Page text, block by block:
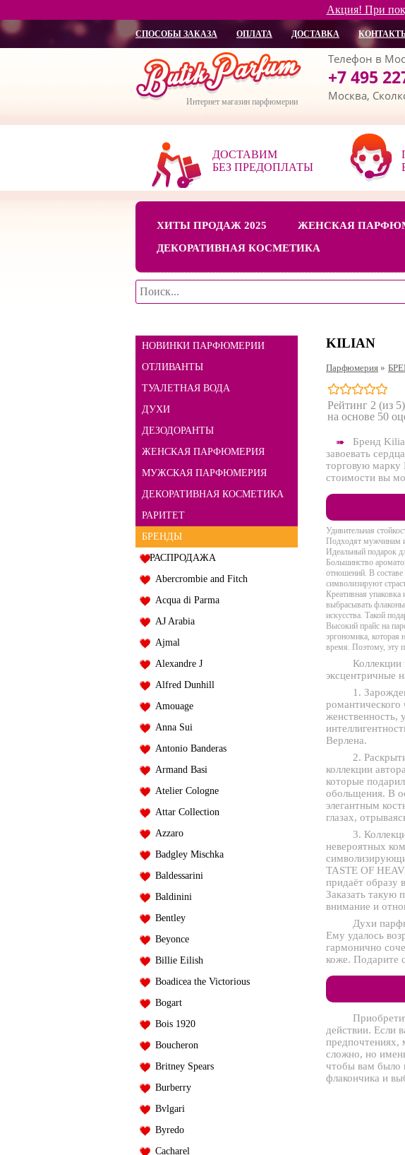
Акция! При
СПОСОБЫ ЗАКАЗА ОПЛАТА ДОСТАВКА
Интернет магазин парфюмерии
Телефон в
+7 495
Москва,
ДОСТАВИМ
БЕЗ ПРЕДОПЛАТЫ
ХИТЫ ПРОДАЖ 2025 ЖЕНСКАЯ
ДЕКОРАТИВНАЯ КОСМЕТИКА
НОВИНКИ ПАРФЮМЕРИИ
ОТЛИВАНТЫ
ТУАЛЕТНАЯ ВОДА
ДУХИ
ДЕЗОДОРАНТЫ
ЖЕНСКАЯ ПАРФЮМЕРИЯ
МУЖСКАЯ ПАРФЮМЕРИЯ
ДЕКОРАТИВНАЯ КОСМЕТИКА
РАРИТЕТ
БРЕНДЫ
РАСПРОДАЖА
Abercrombie and Fitch
Acqua di Parma
AJ Arabia
Ajmal
Alexandre J
Alfred Dunhill
Amouage
Anna Sui
Antonio Banderas
Armand Basi
Atelier Cologne
Attar Collection
Azzaro
Badgley Mischka
Baldessarini
Baldinini
Bentley
Beyonce
Billie Eilish
Boadicea the Victorious
Bogart
Bois 1920
Boucheron
Britney Spears
Burberry
Bvlgari
Byredo
Cacharel
KILIAN
Парфюмерия »
Рейтинг 2 (из 5)
на основе 50
➠
Бренд
завоевать
торговую марку
стоимости вы
Удивительная
Подходят мужчинам
Идеальный подарок
Большинство
отношений. В
символизируют
Креативная
выбрасывать
искусства. Такой
Высокий прайс на
эргономика, которая
время. Поэтому, эту
эксцентричные
1.
женственность,
Верлена.
2.
коллекции
которые
обольщения. В
элегантным
глазах,
3.
невероятных
TASTE OF
придаёт образу
Заказать такую
внимание и
Духи
Ему удалось
гармонично
коже. Подарите
действии. Если
предпочтениях,
сложно, но
чтобы вам было
флакончика и